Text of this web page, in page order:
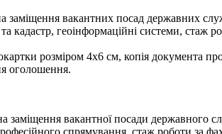
вакантних посад державних
кадастр, геоінформаційні системи, стаж
розміром 4х6 см, копія документа про
оголошення.
вакантної посади державного
спрямування, стаж роботи за